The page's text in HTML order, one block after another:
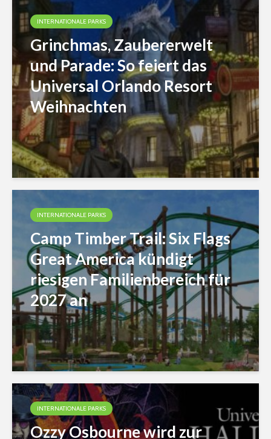
INTERNATIONALE PARKS
Grinchmas, Zaubererwelt
und Parade: So feiert das
Universal Orlando Resort
Weihnachten
INTERNATIONALE PARKS
Camp Timber Trail: Six Flags
Great America kündigt
riesigen Familienbereich für
2027 an
INTERNATIONALE PARKS
Ozzy Osbourne wird zur